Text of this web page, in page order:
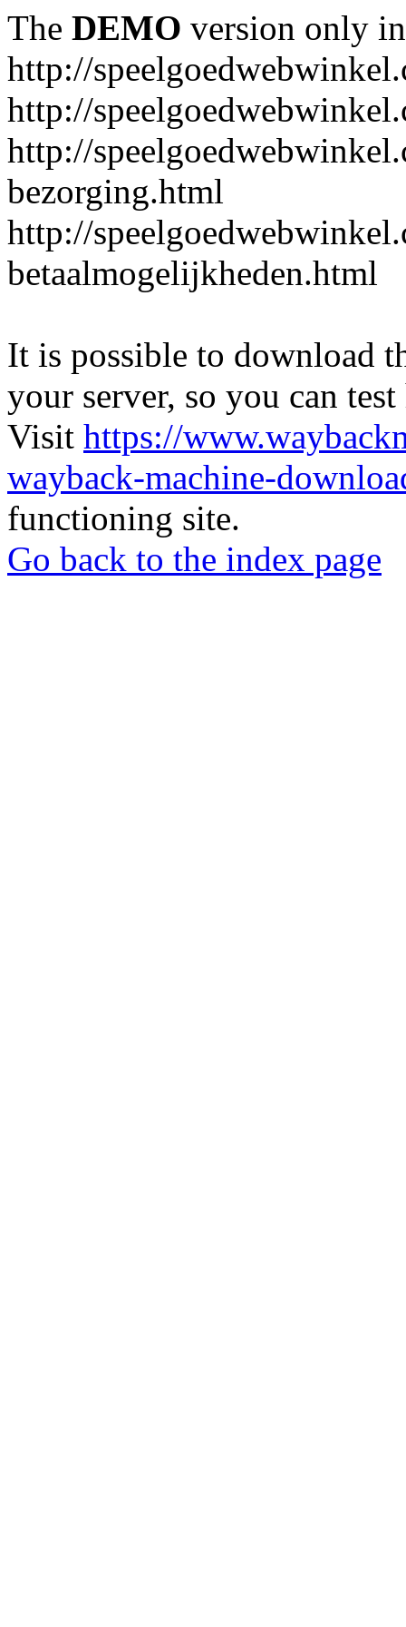
The DEMO version only
http://
http://
http://
bezorging.html
http://
betaalmogelijkheden.html
It is possible to download
your server, so you can
Visit https://
wayback-machine-
functioning site.
Go back to the index page